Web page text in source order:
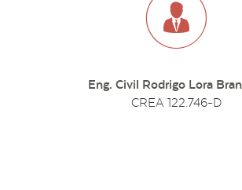
Eng. Civil Rodrigo Lora
CREA 122.746-D